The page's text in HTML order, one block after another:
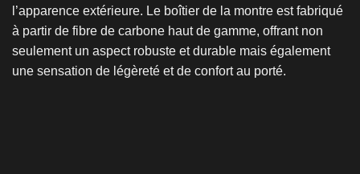
l’apparence extérieure. Le boîtier de la montre est fabriqué
à partir de fibre de carbone haut de gamme, offrant non
seulement un aspect robuste et durable mais également
une sensation de légèreté et de confort au porté.